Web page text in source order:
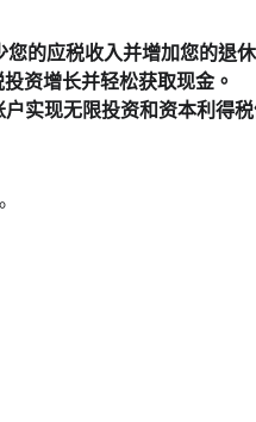
的应税收入并增加您的退
资增长并轻松获取现金。
实现无限投资和资本利得税